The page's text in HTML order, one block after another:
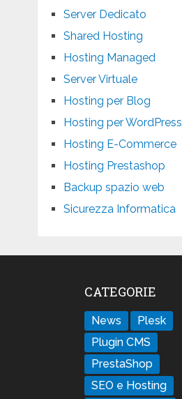
Server Dedicato
Shared Hosting
Hosting Managed
Server Virtuale
Hosting per Blog
Hosting per WordPress
Hosting E-Commerce
Hosting Prestashop
Backup spazio web
Sicurezza Informatica
CATEGORIE
News
Plesk
Plugin CMS
PrestaShop
SEO e Hosting